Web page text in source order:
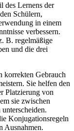
des Lernens der
Schülern,
in einem
verbessern.
B. regelmäßige
und die drei
korrekten Gebrauch
Sie helfen den
Platzierung von
sie zwischen
Konjugationsregeln
Ausnahmen.